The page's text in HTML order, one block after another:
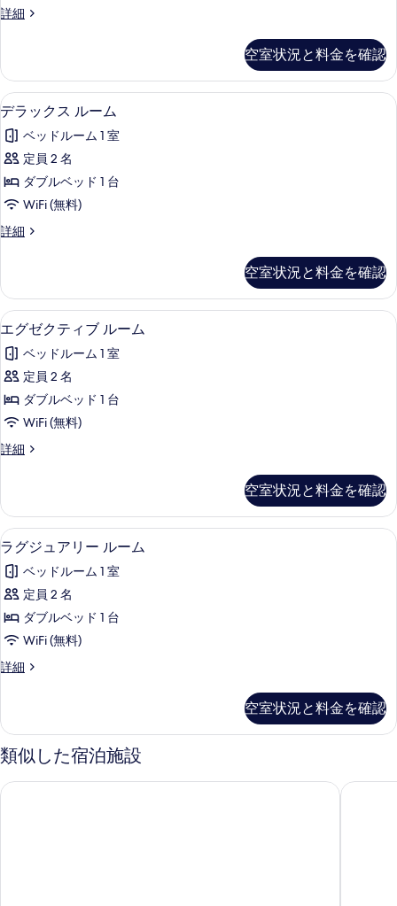
ブ
ル
ー
ム
の
す
べ
て
の
を
表
示
す
る
詳細
ス
ー
ド
ダ
ル
ル
ム
の
細
空室状況と料金を確認
デ
ラ
ッ
ク
ス
ー
の
す
べ
て
の
写
真
を
す
る
デラックス ルーム | ミニバー、遮光
7
デラックス ルーム
ベッドルーム 1 室
定員 2 名
ダブルベッド 1 台
WiFi (無料)
詳細
デ
ス
ル
ー
の
詳
空室状況と料金を確認
エ
グ
ゼ
ク
テ
ブ
ー
ム
の
す
べ
て
の
写
表
示
す
エグゼクティブ ルーム | ミニバー、
9
エグゼクティブ ルーム
ベッドルーム 1 室
定員 2 名
ダブルベッド 1 台
WiFi (無料)
詳細
エ
テ
ィ
ブ
ー
ム
詳
細
空室状況と料金を確認
ラ
グ
ジ
ュ
ア
ー
ー
ム
の
す
ラグジュアリー ルーム | バスルーム
8
ラグジュアリー ルーム
ベッドルーム 1 室
定員 2 名
ダブルベッド 1 台
WiFi (無料)
詳細
ラ
ア
リ
ー
ー
空室状況と料金を確認
類似した宿泊施設
OYO 203 ザ ブルー ホテル キム イ